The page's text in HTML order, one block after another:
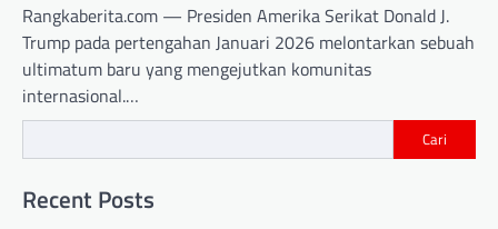
Rangkaberita.com — Presiden Amerika Serikat Donald J.
Trump pada pertengahan Januari 2026 melontarkan sebuah
ultimatum baru yang mengejutkan komunitas
internasional.…
Cari
Recent Posts